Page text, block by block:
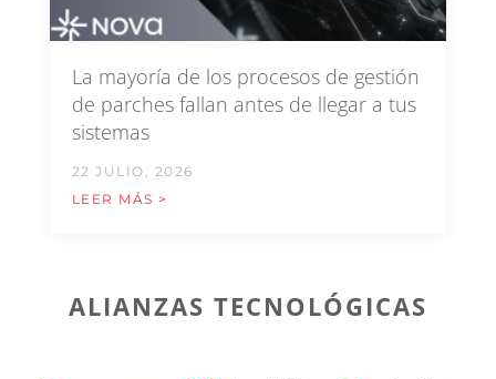
La mayoría de los procesos de gestión
de parches fallan antes de llegar a tus
sistemas
22 JULIO, 2026
LEER MÁS >
ALIANZAS TECNOLÓGICAS